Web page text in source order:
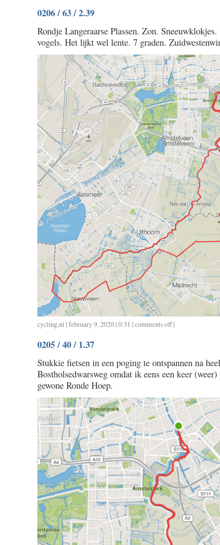
/
2.50
0206 / 63 / 2.39
Rondje Langeraarse Plassen. Zon.
vogels. Het lijkt wel lente. 7 graden.
cycling,nl | february 9, 2020 | 0:31 | comments offon
/
2.39
|
0205 / 40 / 1.37
Stukkie fietsen in een poging te ontspannen na
Bostholsedwarsweg omdat ik eens een keer
gewone Ronde Hoep.